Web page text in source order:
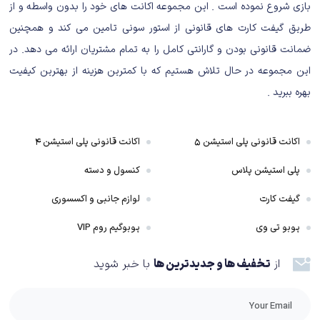
کمک کردن به یکی از دوستان‌تان در بازسازی کافه‌اش به یک پرونده‌ی قاتل سریالی
بی‌رحم بیانجامد.
داستان بازی Last Of Us
داستان بازی The Last of Us
پسا-آپوکلپسی روایت می‌شود. داستان بازی به طور عمده حول دو شخصیت اصلی،
جول در تلاش است تا با دختر کوچکش، سارا (Sarah)، از شهر فرار کند. اما در
می‌گذارد.
بازی شروع نموده است . این مجموعه اکانت های خود را بدون واسطه و از
طریق گیفت کارت های قانونی از استور سونی تامین می کند و همچنین
ضمانت قانونی بودن و گارانتی کامل را به تمام مشتریان ارائه می دهد. در
این مجموعه در حال تلاش هستیم که با کمترین هزینه از بهترین کیفیت
بهره ببرید .
اکانت قانونی پلی استیشن ۵
پلی استیشن پلاس
گیفت کارت
پوبو تی وی
اکانت قانونی پلی استیشن ۴
کنسول و دسته
لوازم جانبی و اکسسوری
پوبوگیم روم VIP
از تخفیف ها و جدیدترین ها با خبر شوید